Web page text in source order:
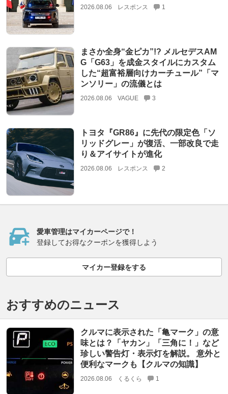
2026.08.06 レスポンス 1
まさか全身“金ピカ”!? メルセデスAM
G「G63」を成金スタイルにカスタム
した“超富裕層向けカーチュール”「マ
ンソリー」の流儀とは
2026.08.06 VAGUE 3
トヨタ『GR86』に先代の限定色「ソ
リッドグレー」が復活、一部改良で走
り＆アイサイトが進化
2026.08.06 レスポンス 2
愛車管理はマイカーページで！
登録してお得なクーポンを獲得しよう
マイカー登録をする
おすすめのニュース
クルマに表示された「亀マーク」の意
味とは？「ヤカン」「三角に！」など
珍しい警告灯・表示灯を解説。 意外と
便利なマークも【クルマの知識】
2026.08.06 くるくら 1